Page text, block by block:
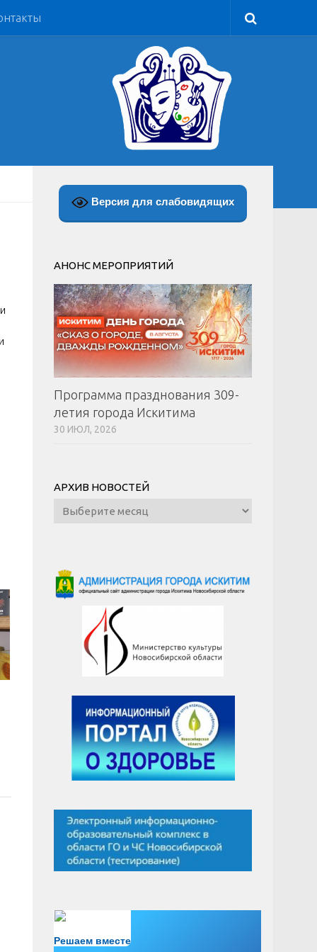
Версия для слабовидящих
АНОНС МЕРОПРИЯТИЙ
Программа празднования 309-
летия города Искитима
30 ИЮЛ, 2026
АРХИВ НОВОСТЕЙ
Архив
новостей
Решаем вместе